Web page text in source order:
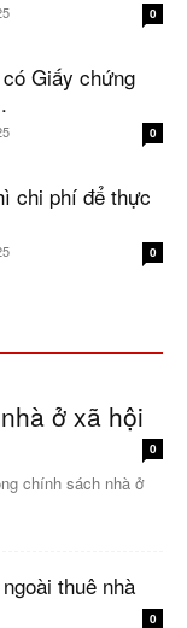
0
Giấy chứng
0
chi phí để thực
0
ở xã hội
0
chính sách nhà ở
thuê nhà
0